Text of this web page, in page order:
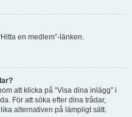
en medlem”-länken.
att klicka på “Visa dina inlägg” i
För att söka efter dina trådar,
alternativen på lämpligt sätt.